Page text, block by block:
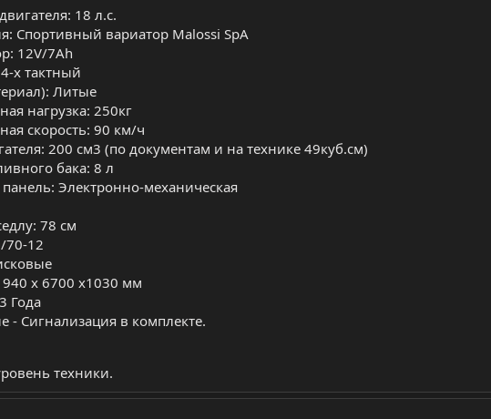
18 л.с.
Cпортивный вариатор Malossi SpA
12V/7Ah
х тактный
Литые
нагрузка: 250кг
скорость: 90 км/ч
200 см3 (по документам и на технике 49куб.см)
бака: 8 л
Электронно-механическая
78 см
70-12
x 6700 x1030 мм
Года
- Сигнализация в комплекте.
техники.